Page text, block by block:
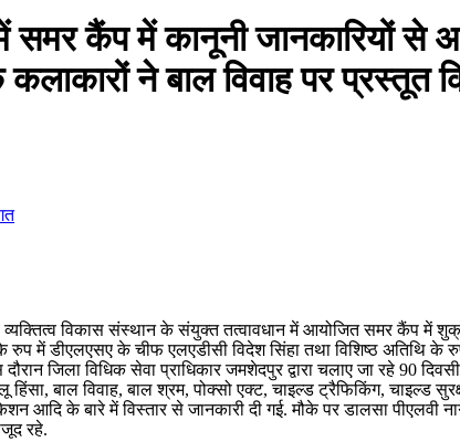
समर कैंप में कानूनी जानकारियों से
कलाकारों ने बाल विवाह पर प्रस्तूत
विकास संस्थान के संयुक्त तत्वावधान में आयोजित समर कैंप में
में डीएलएसए के चीफ एलएडीसी विदेश सिंहा तथा विशिष्ठ अतिथि के
जिला विधिक सेवा प्राधिकार जमशेदपुर द्वारा चलाए जा रहे 90
हिंसा, बाल विवाह, बाल श्रम, पोक्सो एक्ट, चाइल्ड ट्रैफिकिंग, चाइल्ड
आदि के बारे में विस्तार से जानकारी दी गई. मौके पर डालसा पीएलवी
रहे.